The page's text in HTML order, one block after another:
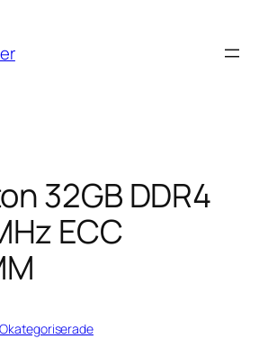
32GB DDR4
ECC
Okategoriserade